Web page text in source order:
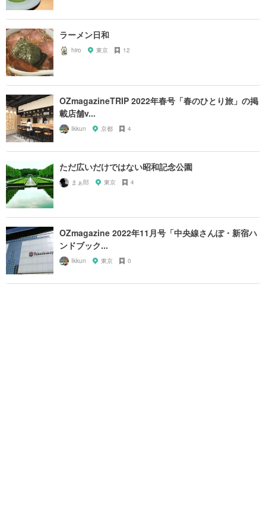
ラーメン日和
hiro 東京 12
OZmagazineTRIP 2022年春号「春のひとり旅」の掲
載店舗v...
Ikkun 京都 4
ただ広いだけではない昭和記念公園
まぁ郎 東京 4
OZmagazine 2022年11月号「中央線さんぽ・新宿ハ
ンドブック...
Ikkun 東京 0